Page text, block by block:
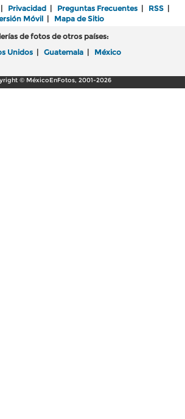
| Privacidad | Preguntas Frecuentes | RSS |
Móvil| Mapa de Sitio
de fotos de otros países:
Unidos | Guatemala | México
© MéxicoEnFotos, 2001-2026